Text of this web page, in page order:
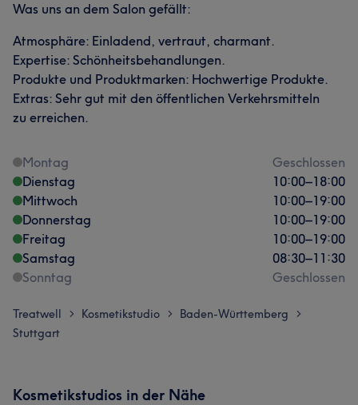
Was unsere Kunden über Fernanda sagen
Herzlich 7
Was uns an dem Salon gefällt:
Atmosphäre: Einladend, vertraut, charmant.
Expertise: Schönheitsbehandlungen.
Produkte und Produktmarken: Hochwertige Produkte.
Extras: Sehr gut mit den öffentlichen Verkehrsmitteln
zu erreichen.
Montag
Geschlossen
Dienstag
10:00–18:00
Mittwoch
10:00–19:00
Donnerstag
10:00–19:00
Freitag
10:00–19:00
Samstag
08:30–11:30
Sonntag
Geschlossen
Treatwell > Kosmetikstudio > Baden-Württemberg >
Stuttgart
Kosmetikstudios in der Nähe